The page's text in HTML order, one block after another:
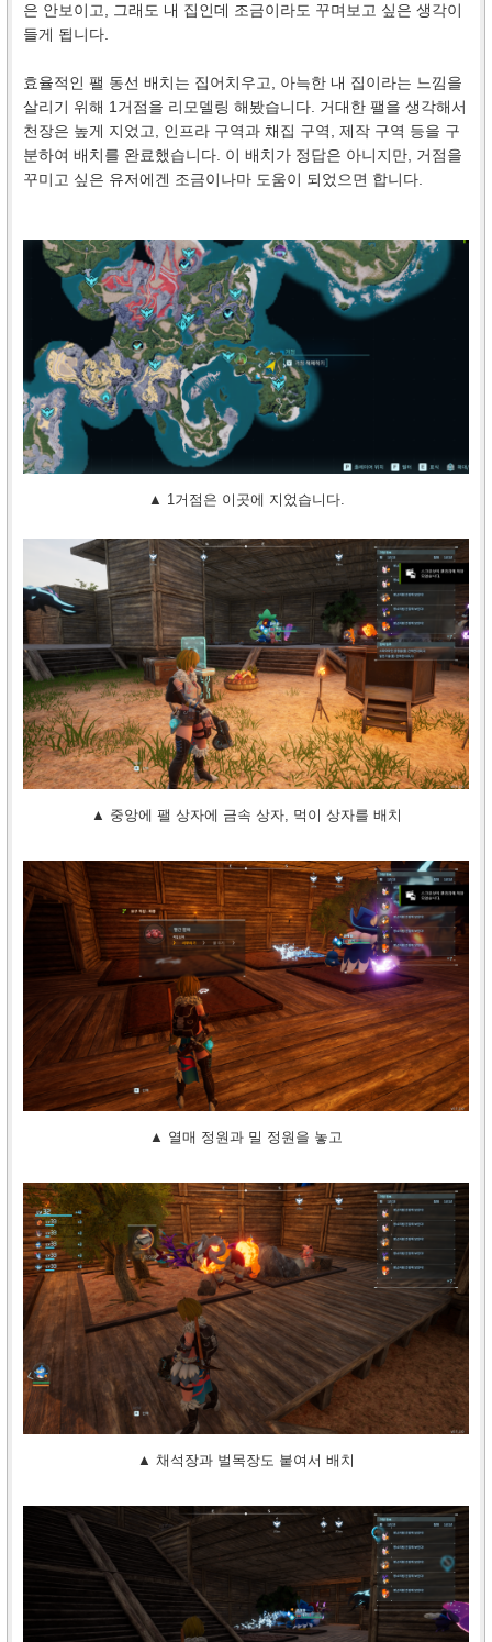
은 안보이고, 그래도 내 집인데 조금이라도 꾸며보고 싶은 생각이
들게 됩니다.
효율적인 팰 동선 배치는 집어치우고, 아늑한 내 집이라는 느낌을
살리기 위해 1거점을 리모델링 해봤습니다. 거대한 팰을 생각해서
천장은 높게 지었고, 인프라 구역과 채집 구역, 제작 구역 등을 구
분하여 배치를 완료했습니다. 이 배치가 정답은 아니지만, 거점을
꾸미고 싶은 유저에겐 조금이나마 도움이 되었으면 합니다.
▲ 1거점은 이곳에 지었습니다.
▲ 중앙에 팰 상자에 금속 상자, 먹이 상자를 배치
▲ 열매 정원과 밀 정원을 놓고
▲ 채석장과 벌목장도 붙여서 배치